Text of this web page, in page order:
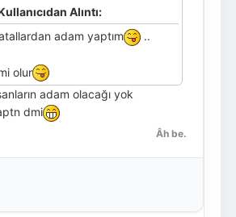
Alıntı:
adam yaptım
..
olur
adam olacağı yok
dmi
Âh be.